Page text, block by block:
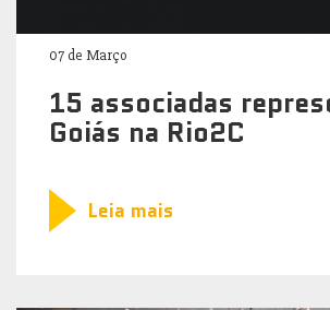
07 de Março
15 associadas
Goiás na Rio2C
Leia mais